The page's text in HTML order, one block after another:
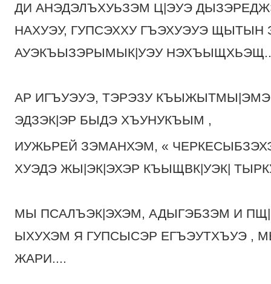
ДИ АНЭДЭЛЪХУЬЗЭМ Ц|ЭУЭ
НАХУЭУ, ГУПСЭХХУ ГЪЭХУЭУЭ ЩЫТЫН
АУЭКЪЫЗЭРЫМЫК|УЭУ
АР ИГЪУЭУЭ, ТЭРЭЗУ
ЭДЗЭК|ЭР БЫДЭ ХЪУНУКЪЫМ ,
ИУЖЬРЕЙ ЗЭМАНХЭМ, «
ХУЭДЭ ЖЫ|ЭК|ЭХЭР КЪЫЩВК|УЭК|
МЫ ПСАЛЪЭК|ЭХЭМ, АДЫГЭБЗЭМ И
ЫХУХЭМ Я ГУПСЫСЭР ЕГЪЭУТХЪУЭ ,
ЖАРИ....